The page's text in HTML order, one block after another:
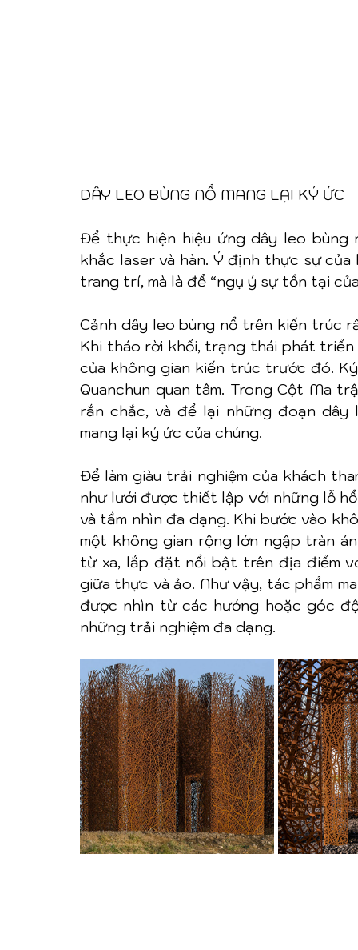
DÂY LEO BÙNG NỔ MANG LẠI KÝ ỨC
Để thực hiện hiệu ứng dây leo
khắc laser và hàn. Ý định thực sự
trang trí, mà là để “ngụ ý sự tồn tại
Cảnh dây leo bùng nổ trên kiến trúc
Khi tháo rời khối, trạng thái phát
của không gian kiến trúc trước đó.
Quanchun quan tâm. Trong Cột Ma
rắn chắc, và để lại những đoạn
mang lại ký ức của chúng.
Để làm giàu trải nghiệm của khách
như lưới được thiết lập với những lỗ
và tầm nhìn đa dạng. Khi bước vào
một không gian rộng lớn ngập tràn
từ xa, lắp đặt nổi bật trên địa điểm
giữa thực và ảo. Như vậy, tác phẩm
được nhìn từ các hướng hoặc góc
những trải nghiệm đa dạng.